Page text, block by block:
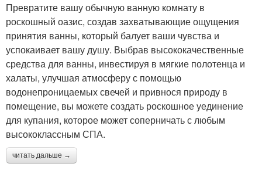
Превратите вашу обычную ванную комнату в
роскошный оазис, создав захватывающие ощущения
принятия ванны, который балует ваши чувства и
успокаивает вашу душу. Выбрав высококачественные
средства для ванны, инвестируя в мягкие полотенца и
халаты, улучшая атмосферу с помощью
водонепроницаемых свечей и привнося природу в
помещение, вы можете создать роскошное уединение
для купания, которое может соперничать с любым
высококлассным СПА.
читать дальше →